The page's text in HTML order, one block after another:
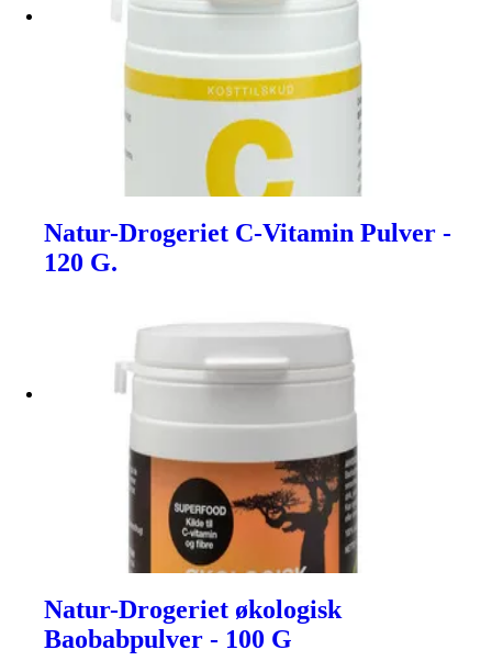
Natur-Drogeriet C-Vitamin Pulver -
120 G.
Natur-Drogeriet økologisk
Baobabpulver - 100 G